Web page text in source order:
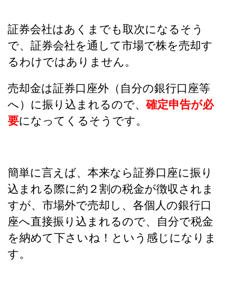
証券会社はあくまでも取次になるそう
で、証券会社を通して市場で株を売却す
るわけではありません。
売却金は証券口座外（自分の銀行口座等
へ）に振り込まれるので、確定申告が必
要になってくるそうです。
簡単に言えば、本来なら証券口座に振り
込まれる際に約２割の税金が徴収されま
すが、市場外で売却し、各個人の銀行口
座へ直接振り込まれるので、自分で税金
を納めて下さいね！という感じになりま
す。